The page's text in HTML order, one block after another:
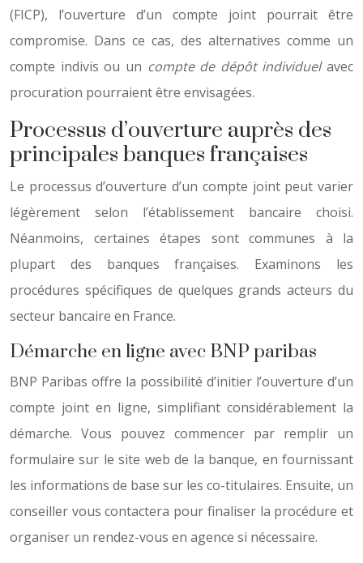
(FICP), l’ouverture d’un compte joint pourrait être
compromise. Dans ce cas, des alternatives comme un
compte indivis ou un compte de dépôt individuel avec
procuration pourraient être envisagées.
Processus d’ouverture auprès des
principales banques françaises
Le processus d’ouverture d’un compte joint peut varier
légèrement selon l’établissement bancaire choisi.
Néanmoins, certaines étapes sont communes à la
plupart des banques françaises. Examinons les
procédures spécifiques de quelques grands acteurs du
secteur bancaire en France.
Démarche en ligne avec BNP paribas
BNP Paribas offre la possibilité d’initier l’ouverture d’un
compte joint en ligne, simplifiant considérablement la
démarche. Vous pouvez commencer par remplir un
formulaire sur le site web de la banque, en fournissant
les informations de base sur les co-titulaires. Ensuite, un
conseiller vous contactera pour finaliser la procédure et
organiser un rendez-vous en agence si nécessaire.